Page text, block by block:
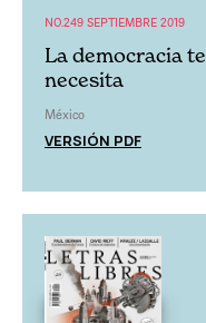
NO.249 SEPTIEMBRE 2019
La democracia te
necesita
México
VERSIÓN PDF